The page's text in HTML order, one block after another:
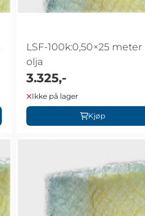
LSF-100k:0,50×25 meter
olja
3.325,-
Ikke på lager
Kjøp